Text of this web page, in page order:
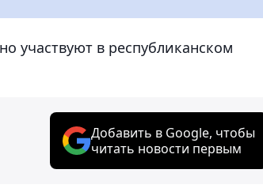
участвуют в республиканском
Добавить в Google, чтобы
читать новости первым